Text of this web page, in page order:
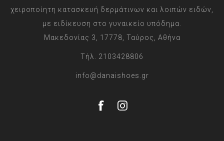
χειροποίητη κατασκευή δερμάτινων και λοιπών ειδών,
με ειδίκευση στο γυναικείο υπόδημα.
Μακεδονίας 3, 17778, Ταύρος, Αθήνα
Τήλ. 2103428806
info@danaishoes.gr